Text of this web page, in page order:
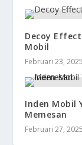
Decoy
Mobil
Februari 23, 2025
Inden Mobil
Memesan
Februari 27, 2025